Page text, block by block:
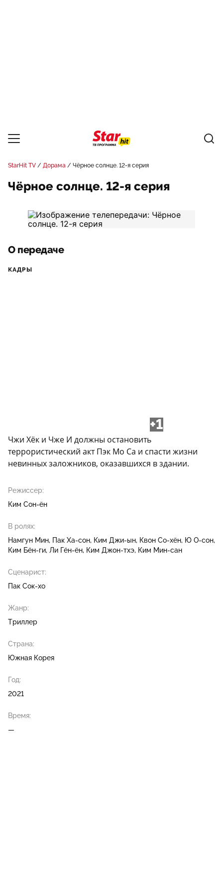
StarHit TV Дорама Чёрное солнце. 12-я серия
Чёрное солнце. 12-я серия
О передаче
КАДРЫ
+1
Чжи Хёк и Чже И должны остановить
террористический акт Пэк Мо Са и спасти жизни
невинных заложников, оказавшихся в здании.
Режиссер:
Ким Сон-ён
В ролях:
Намгун Мин Пак Ха-сон Ким Джи-ын Квон Со-хён Ю О-сон
Ким Бён-ги Ли Гён-ён Ким Джон-тхэ Ким Мин-сан
Сценарист:
Пак Сок-хо
Жанр:
Триллер
Страна:
Южная Корея
Год:
2021
Время:
—